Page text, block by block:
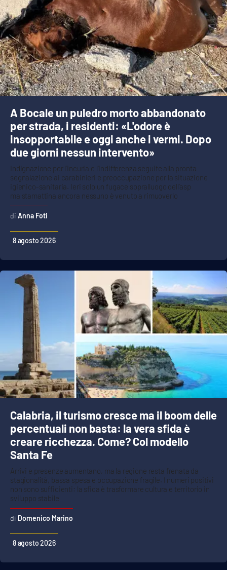
A Bocale un puledro morto abbandonato
per strada, i residenti: «L'odore è
insopportabile e oggi anche i vermi. Dopo
due giorni nessun intervento»
Indignazione per l’incuria e l'indifferenza seguite alla pronta
segnalazione ai carabinieri e preoccupazione per la situazione
igienico-sanitaria. Ieri solo un fugace sopralluogo dell’asp
ma stamattina ancora nessuno è venuto a rimuoverlo
Anna Foti
8 agosto 2026
Calabria, il turismo cresce ma il boom delle
percentuali non basta: la vera sfida è
creare ricchezza. Come? Col modello
Santa Fe
Arrivi e presenze aumentano, ma la regione resta frenata da
stagionalità, bassa spesa e occupazione fragile. I numeri positivi
non sono sufficienti: la sfida è trasformare cultura e territorio in
sviluppo stabile
Domenico Marino
8 agosto 2026